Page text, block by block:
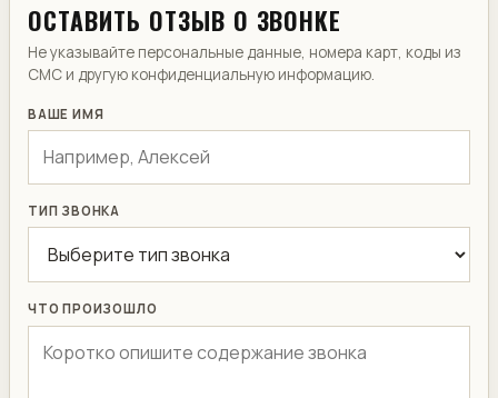
ОСТАВИТЬ ОТЗЫВ О ЗВОНКЕ
Не указывайте персональные данные, номера карт, коды из
СМС и другую конфиденциальную информацию.
ВАШЕ ИМЯ
ТИП ЗВОНКА
ЧТО ПРОИЗОШЛО